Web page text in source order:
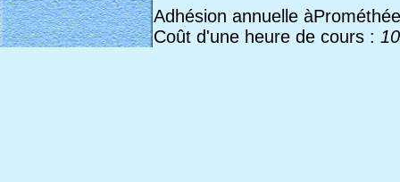
Adhésion annuelle
Coût d'une heure de cours :